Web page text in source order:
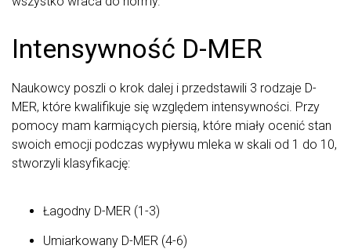
Intensywność D-MER
Naukowcy poszli o krok dalej i przedstawili 3 rodzaje D-
MER, które kwalifikuje się względem intensywności. Przy
pomocy mam karmiących piersią, które miały ocenić stan
swoich emocji podczas wypływu mleka w skali od 1 do 10,
stworzyli klasyfikację:
Łagodny D-MER (1-3)
Umiarkowany D-MER (4-6)